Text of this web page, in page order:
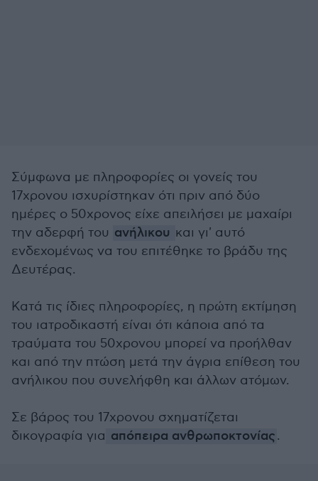
Σύμφωνα με πληροφορίες οι γονείς του
17χρονου ισχυρίστηκαν ότι πριν από δύο
ημέρες ο 50χρονος είχε απειλήσει με μαχαίρι
την αδερφή του ανήλικου και γι' αυτό
ενδεχομένως να του επιτέθηκε το βράδυ της
Δευτέρας.
Κατά τις ίδιες πληροφορίες, η πρώτη εκτίμηση
του ιατροδικαστή είναι ότι κάποια από τα
τραύματα του 50χρονου μπορεί να προήλθαν
και από την πτώση μετά την άγρια επίθεση του
ανήλικου που συνελήφθη και άλλων ατόμων.
Σε βάρος του 17χρονου σχηματίζεται
δικογραφία για απόπειρα ανθρωποκτονίας.